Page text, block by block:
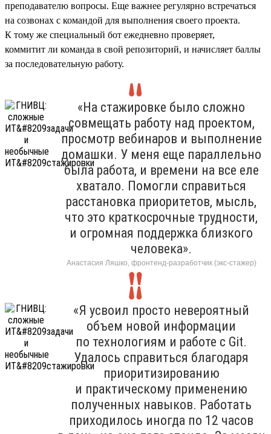
преподавателю вопросы. Еще важнее регулярно встречаться
на созвонах с командой для выполнения своего проекта.
К тому же специальный бот ежедневно проверяет,
коммитит ли команда в свой репозиторий, и начисляет баллы
за последовательную работу.
«На стажировке было сложно
совмещать работу над проектом,
просмотр вебинаров и выполнение
домашки. У меня еще параллельно
была работа, и времени на все еле
хватало. Помогли справиться
расстановка приоритетов, мысль,
что это краткосрочные трудности,
и огромная поддержка близкого
человека».
Анастасия Ляшко, фронтенд-разработчик (экс-стажер)
«Я усвоил просто невероятный
объем новой информации
по технологиям и работе с Git.
Удалось справиться благодаря
приоритизированию
и практическому применению
полученных навыков. Работать
приходилось иногда по 12 часов